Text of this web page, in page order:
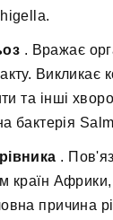
. Вражає
Викликає
та інші
бактерія
.
країн Африки,
причина